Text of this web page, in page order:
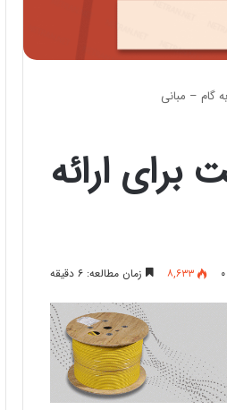
گام – مبانی
ارائه
۰ ۸,۶۳۳ زمان مطالعه: ۶ دقیقه